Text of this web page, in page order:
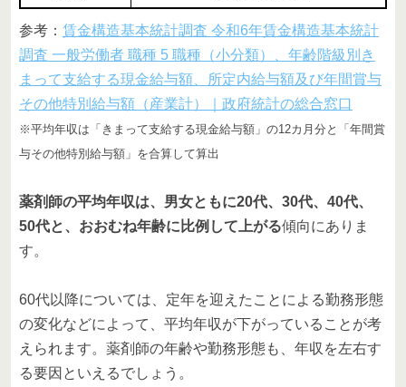
参考： 賃金構造基本統計調査 令和6年賃金構造基本統計
調査 一般労働者 職種 5 職種（小分類）、年齢階級別き
まって支給する現金給与額、所定内給与額及び年間賞与
その他特別給与額（産業計）｜政府統計の総合窓口
※平均年収は「きまって支給する現金給与額」の12カ月分と「年間賞
与その他特別給与額」を合算して算出
薬剤師の平均年収は、男女ともに20代、30代、40代、
50代と、おおむね年齢に比例して上がる傾向にありま
す。
60代以降については、定年を迎えたことによる勤務形態
の変化などによって、平均年収が下がっていることが考
えられます。薬剤師の年齢や勤務形態も、年収を左右す
る要因といえるでしょう。